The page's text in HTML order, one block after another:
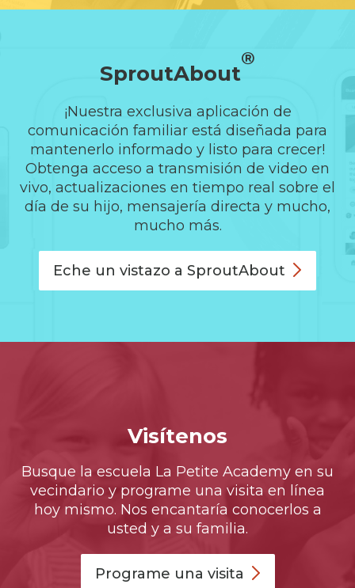
SproutAbout
®
¡Nuestra exclusiva aplicación de
comunicación familiar está diseñada para
mantenerlo informado y listo para crecer!
Obtenga acceso a transmisión de video en
vivo, actualizaciones en tiempo real sobre el
día de su hijo, mensajería directa y mucho,
mucho más.
Eche un vistazo a SproutAbout
Visítenos
Busque la escuela La Petite Academy en su
vecindario y programe una visita en línea
hoy mismo. Nos encantaría conocerlos a
usted y a su familia.
Programe una visita